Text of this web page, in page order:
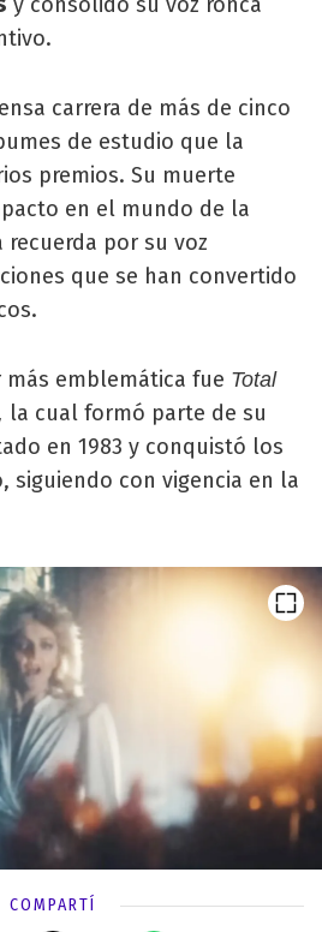
carrera de más de cinco
de estudio que la
premios. Su muerte
en el mundo de la
recuerda por su voz
que se han convertido
emblemática fue Total
la cual formó parte de su
en 1983 y conquistó los
siguiendo con vigencia en la
COMPARTÍ